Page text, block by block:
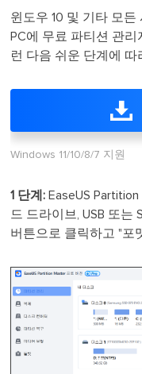
윈도우 10 및 기타 모든
PC에 무료 파티션 관
런 다음 쉬운 단계에
Windows 11/10/8/7 지원
1 단계: EaseUS
드 드라이브, USB 또는
버튼으로 클릭하고 "포